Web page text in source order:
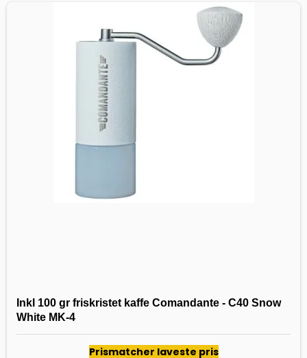
Inkl 100 gr friskristet kaffe Comandante - C40 Snow
White MK-4
Prismatcher laveste pris